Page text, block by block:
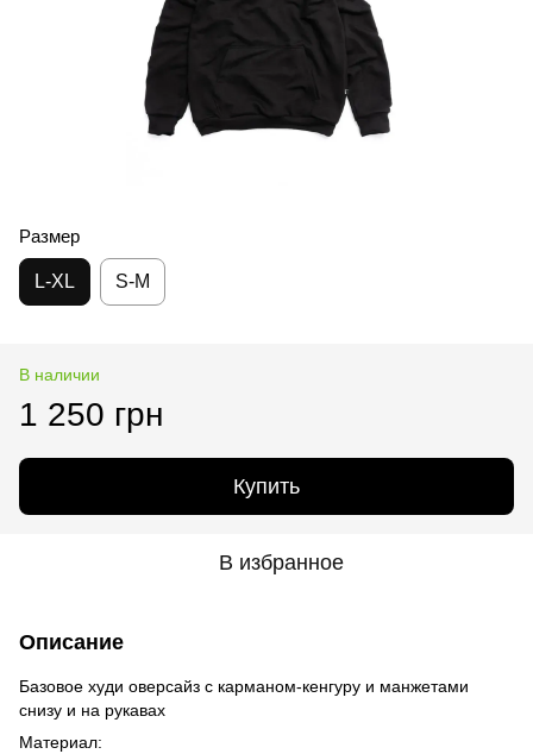
Размер
L-XL S-M
В наличии
1 250 грн
Купить
В избранное
Описание
Базовое худи оверсайз с карманом-кенгуру и манжетами
снизу и на рукавах
Материал: